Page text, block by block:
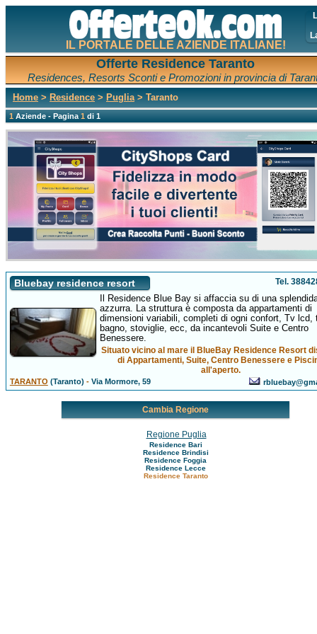
IL PORTALE DELLE AZIENDE ITALIANE!
Offerte Residence Taranto
Residences, Resorts Sconti e Promozioni in provincia di
Home > Residence > Puglia> Taranto
1Aziende - Pagina1di 1
Bluebay residence resort Tel.
Il Residence Blue Bay si affaccia su di una
azzurra. La struttura è composta da appartamenti di
dimensioni variabili, completi di ogni confort, Tv lcd,
bagno, stoviglie, ecc, da incantevoli Suite e Centro
Benessere.
Situato vicino al mare il BlueBay Residence Resort
di Appartamenti, Suite, Centro Benessere e
all'aperto.
TARANTO (Taranto) -Via Mormore, 59
Cambia Regione
Regione Puglia
Residence Bari
Residence Brindisi
Residence Foggia
Residence Lecce
Residence Taranto